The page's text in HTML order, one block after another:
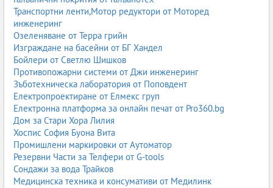
Транспортни ленти,Мотор редуктори от Моторед
инженеринг
Озеленяване от Терра грийн
Изграждане на басейни от БГ Хандел
Бойлери от Светлю Шишков
Противопожарни системи от Джи инженеринг
Зъботехническа лаборатория от Поповдент
Електропроектиране от Елмекс груп
Електронна платформа за онлайн печат от Pro360.bg
Дом за Стари Хора Лилия
Хоспис София Буона Вита
Промишлени маркировки от Аутоматор
Резервни Части за Телфери от G-tools
Сондажи за вода Трайков
Медицинска техника и консумативи от Медилинк